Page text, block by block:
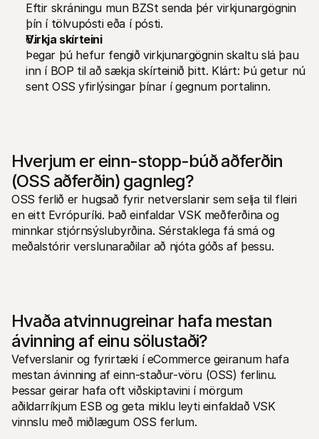
Eftir skráningu mun BZSt senda þér virkjunargögnin
þín í tölvupósti eða í pósti.
Virkja skírteini
Þegar þú hefur fengið virkjunargögnin skaltu slá þau
inn í BOP til að sækja skírteinið þitt. Klárt: Þú getur nú
sent OSS yfirlýsingar þínar í gegnum portalinn.
Hverjum er einn-stopp-búð aðferðin
(OSS aðferðin) gagnleg?
OSS ferlið er hugsað fyrir netverslanir sem selja til fleiri
en eitt Evrópuríki. Það einfaldar VSK meðferðina og
minnkar stjórnsýslubyrðina. Sérstaklega fá smá og
meðalstórir verslunaraðilar að njóta góðs af þessu.
Hvaða atvinnugreinar hafa mestan
ávinning af einu sölustaði?
Vefverslanir og fyrirtæki í eCommerce geiranum hafa
mestan ávinning af einn-staður-vöru (OSS) ferlinu.
Þessar geirar hafa oft viðskiptavini í mörgum
aðildarríkjum ESB og geta miklu leyti einfaldað VSK
vinnslu með miðlægum OSS ferlum.